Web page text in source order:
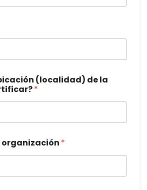
(localidad) de la
*
organización *